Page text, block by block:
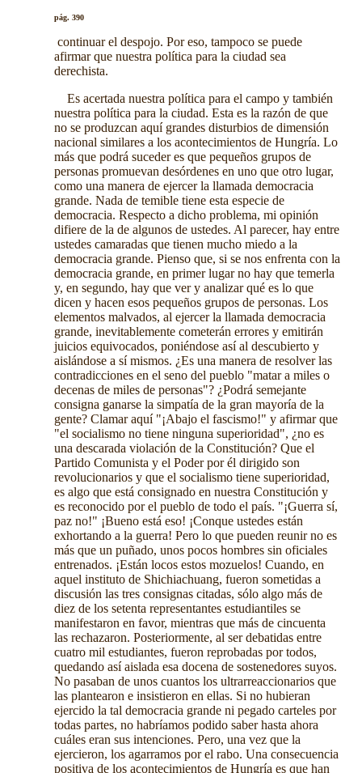
pág. 390
continuar el despojo. Por eso, tampoco se puede
afirmar que nuestra política para la ciudad sea
derechista.
Es acertada nuestra política para el campo y también
nuestra política para la ciudad. Esta es la razón de que
no se produzcan aquí grandes disturbios de dimensión
nacional similares a los acontecimientos de Hungría. Lo
más que podrá suceder es que pequeños grupos de
personas promuevan desórdenes en uno que otro lugar,
como una manera de ejercer la llamada democracia
grande. Nada de temible tiene esta especie de
democracia. Respecto a dicho problema, mi opinión
difiere de la de algunos de ustedes. Al parecer, hay entre
ustedes camaradas que tienen mucho miedo a la
democracia grande. Pienso que, si se nos enfrenta con la
democracia grande, en primer lugar no hay que temerla
y, en segundo, hay que ver y analizar qué es lo que
dicen y hacen esos pequeños grupos de personas. Los
elementos malvados, al ejercer la llamada democracia
grande, inevitablemente cometerán errores y emitirán
juicios equivocados, poniéndose así al descubierto y
aislándose a sí mismos. ¿Es una manera de resolver las
contradicciones en el seno del pueblo "matar a miles o
decenas de miles de personas"? ¿Podrá semejante
consigna ganarse la simpatía de la gran mayoría de la
gente? Clamar aquí "¡Abajo el fascismo!" y afirmar que
"el socialismo no tiene ninguna superioridad", ¿no es
una descarada violación de la Constitución? Que el
Partido Comunista y el Poder por él dirigido son
revolucionarios y que el socialismo tiene superioridad,
es algo que está consignado en nuestra Constitución y
es reconocido por el pueblo de todo el país. "¡Guerra sí,
paz no!" ¡Bueno está eso! ¡Conque ustedes están
exhortando a la guerra! Pero lo que pueden reunir no es
más que un puñado, unos pocos hombres sin oficiales
entrenados. ¡Están locos estos mozuelos! Cuando, en
aquel instituto de Shichiachuang, fueron sometidas a
discusión las tres consignas citadas, sólo algo más de
diez de los setenta representantes estudiantiles se
manifestaron en favor, mientras que más de cincuenta
las rechazaron. Posteriormente, al ser debatidas entre
cuatro mil estudiantes, fueron reprobadas por todos,
quedando así aislada esa docena de sostenedores suyos.
No pasaban de unos cuantos los ultrarreaccionarios que
las plantearon e insistieron en ellas. Si no hubieran
ejercido la tal democracia grande ni pegado carteles por
todas partes, no habríamos podido saber hasta ahora
cuáles eran sus intenciones. Pero, una vez que la
ejercieron, los agarramos por el rabo. Una consecuencia
positiva de los acontecimientos de Hungría es que han